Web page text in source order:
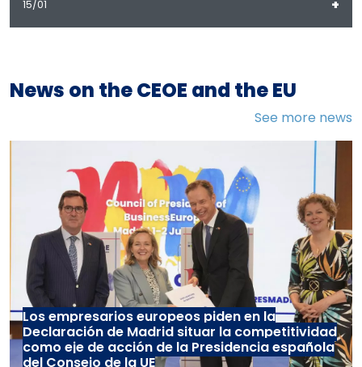
15/01 +
News on the CEOE and the EU
See more news
Los empresarios europeos piden en la
Declaración de Madrid situar la competitividad
como eje de acción de la Presidencia española
del Consejo de la UE